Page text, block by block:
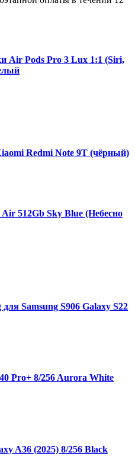
Air Pods Pro 3 Lux 1:1 (Siri,
Redmi Note 9T (чёрный)
512Gb Sky Blue (Небесно
Samsung S906 Galaxy S22
Pro+ 8/256 Aurora White
A36 (2025) 8/256 Black